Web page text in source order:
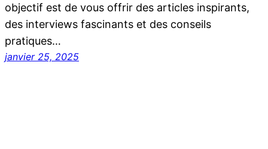
objectif est de vous offrir des articles inspirants,
des interviews fascinants et des conseils
pratiques…
janvier 25, 2025